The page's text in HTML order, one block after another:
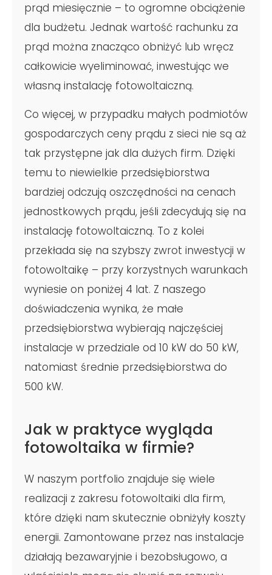
prąd miesięcznie – to ogromne obciążenie
dla budżetu. Jednak wartość rachunku za
prąd można znacząco obniżyć lub wręcz
całkowicie wyeliminować, inwestując we
własną instalację fotowoltaiczną.
Co więcej, w przypadku małych podmiotów
gospodarczych ceny prądu z sieci nie są aż
tak przystępne jak dla dużych firm. Dzięki
temu to niewielkie przedsiębiorstwa
bardziej odczują oszczędności na cenach
jednostkowych prądu, jeśli zdecydują się na
instalację fotowoltaiczną. To z kolei
przekłada się na szybszy zwrot inwestycji w
fotowoltaikę – przy korzystnych warunkach
wyniesie on poniżej 4 lat. Z naszego
doświadczenia wynika, że małe
przedsiębiorstwa wybierają najczęściej
instalacje w przedziale od 10 kW do 50 kW,
natomiast średnie przedsiębiorstwa do
500 kW.
Jak w praktyce wygląda
fotowoltaika w firmie?
W naszym portfolio znajduje się wiele
realizacji z zakresu fotowoltaiki dla firm,
które dzięki nam skutecznie obniżyły koszty
energii. Zamontowane przez nas instalacje
działają bezawaryjnie i bezobsługowo, a